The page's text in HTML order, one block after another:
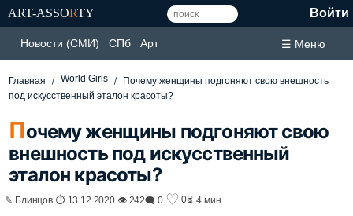
ART-ASSORTY Войти
Новости (СМИ) СПб Арт ☰ Меню
Главная World Girls
Почему женщины подгоняют свою внешность
под искусственный эталон красоты?
Почему женщины подгоняют свою
внешность под искусственный
эталон красоты?
✎ Блинцов ⏱ 13.12.2020 👁 242🗨 0 ♡ 0⏳ 4 мин